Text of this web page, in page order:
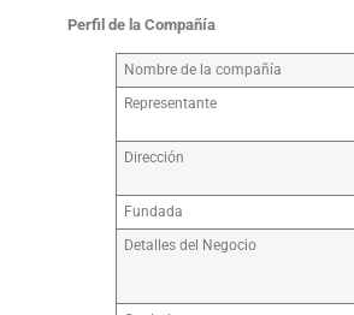
Perfil de la Compañía
Nombre de la compañía
Representante
Dirección
Fundada
Detalles del Negocio